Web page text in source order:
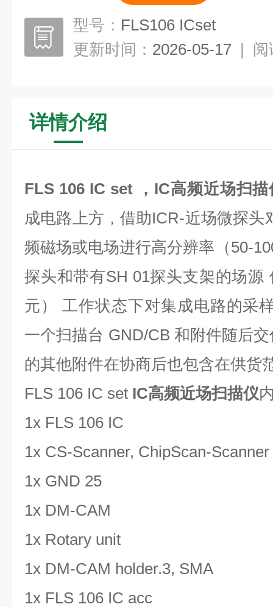
型号： FLS106 ICset
更新时间： 2026-05-17 | 阅
详情介绍
FLS 106 IC set ， IC高频近场扫描
成电路上方，借助ICR-近场微探头
频磁场或电场进行高分辨率（50-
探头和带有SH 01探头支架的场源
元） 工作状态下对集成电路的采
一个扫描台 GND/CB 和附件随后
的其他附件在协商后也包含在供货
FLS 106 IC set IC高频近场扫描仪
1x FLS 106 IC
1x CS-Scanner, ChipScan-Scanner
1x GND 25
1x DM-CAM
1x Rotary unit
1x DM-CAM holder.3, SMA
1x FLS 106 IC acc